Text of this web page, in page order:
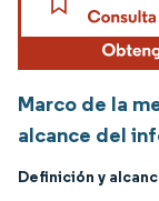
Marco de la
alcance del
Definición y